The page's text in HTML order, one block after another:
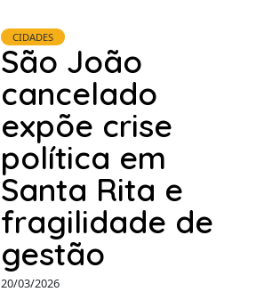
CIDADES
São João
cancelado
expõe crise
política em
Santa Rita e
fragilidade de
gestão
20/03/2026